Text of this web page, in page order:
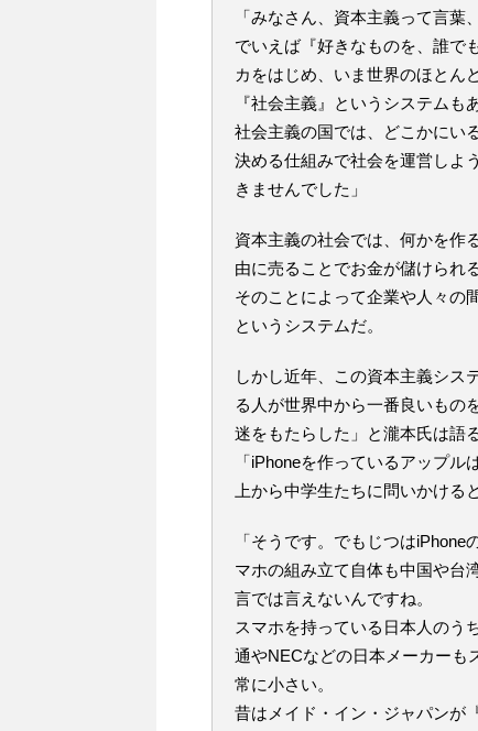
「みなさん、資本主義って言
でいえば『好きなものを、誰で
カをはじめ、いま世界のほとん
『社会主義』というシステムも
社会主義の国では、どこかにい
決める仕組みで社会を運営しよ
きませんでした」
資本主義の社会では、何かを作
由に売ることでお金が儲けられる
そのことによって企業や人々の
というシステムだ。
しかし近年、この資本主義シス
る人が世界中から一番良いもの
迷をもたらした」と瀧本氏は語る
「iPhoneを作っているアップ
上から中学生たちに問いかける
「そうです。でもじつは
マホの組み立て自体も中国や台
言では言えないんですね。
スマホを持っている日本人のう
通やNECなどの日本メーカーも
常に小さい。
昔はメイド・イン・ジャパンが